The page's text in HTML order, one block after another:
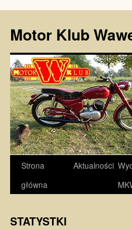
Motor Klub
Przejdź
do
Strona
główna
Aktualności
STATYSTKI